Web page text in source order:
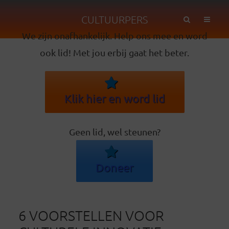
CULTUURPERS
We zijn onafhankelijk. Help ons mee en word
ook lid! Met jou erbij gaat het beter.
Klik hier en word lid
Geen lid, wel steunen?
Doneer
6 VOORSTELLEN VOOR